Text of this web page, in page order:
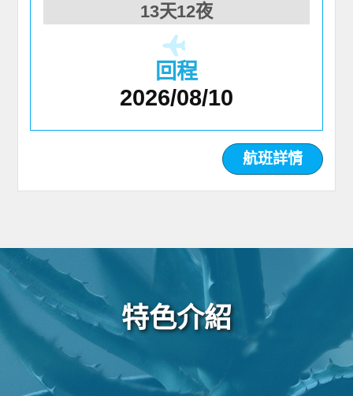
13天12夜
回程
2026/08/10
航班詳情
特色介紹